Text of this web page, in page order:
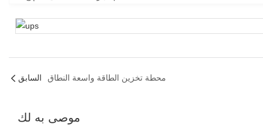
السابق محطة تخزين الطاقة واسعة النطاق
موصى به لك